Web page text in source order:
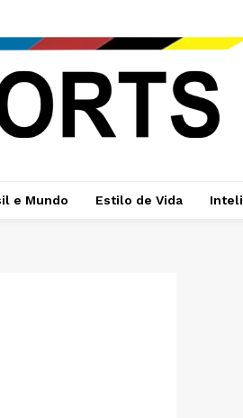
e Mundo Estilo de Vida